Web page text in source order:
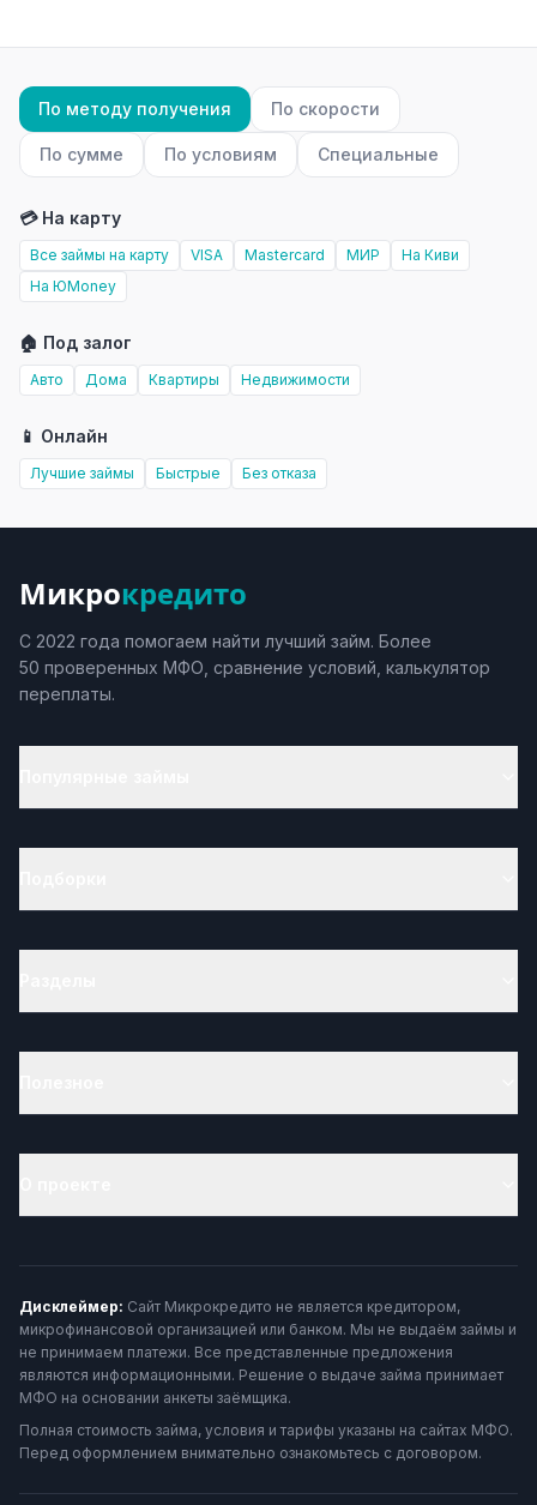
По методу получения По скорости
По сумме По условиям Специальные
💳 На карту
Все займы на карту VISA Mastercard МИР
На Киви
На ЮMoney
🏠 Под залог
Авто Дома Квартиры Недвижимости
📱 Онлайн
Лучшие займы Быстрые Без отказа
Микрокредито
С 2022 года помогаем найти лучший займ. Более
50 проверенных МФО, сравнение условий, калькулятор
переплаты.
Дисклеймер: Сайт Микрокредито не является кредитором,
микрофинансовой организацией или банком. Мы не выдаём займы и
не принимаем платежи. Все представленные предложения
являются информационными. Решение о выдаче займа принимает
МФО на основании анкеты заёмщика.
Полная стоимость займа, условия и тарифы указаны на сайтах МФО.
Перед оформлением внимательно ознакомьтесь с договором.